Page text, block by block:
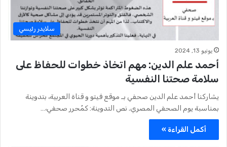
سلايدر رئيسي
يونيو 13, 2024
أحمد علم الدين: مهم اتخاذ خطوات للحفاظ على
سلامة صحتنا النفسية
يشاركنا أحمد علم الدين صحفي بـ موقع فيتو و قناة العربية، بتدوينة
بمناسبة يوم الصحفي المصري. نص التدوينة: كمُحرر صحفي،…
أكمل القراءة »